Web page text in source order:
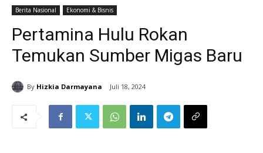
Berita Nasional Ekonomi & Bisnis
Pertamina Hulu Rokan
Temukan Sumber Migas Baru
By Hizkia Darmayana Juli 18, 2024